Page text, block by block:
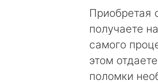
Приобретая
получаете
самого
этом
поломки